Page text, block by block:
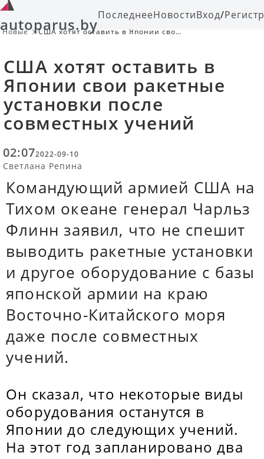
autoparus.byПоследнееНовостиВход/
Новые
США хотят оставить в Японии свои
США хотят оставить в
Японии свои ракетные
установки после
совместных учений
02:072022-09-10
Светлана Репина
Командующий армией США на
Тихом океане генерал Чарльз
Флинн заявил, что не спешит
выводить ракетные установки
и другое оборудование с базы
японской армии на краю
Восточно-Китайского моря
даже после совместных
учений.
Он сказал, что некоторые виды
оборудования останутся в
Японии до следующих учений.
На этот год запланировано два